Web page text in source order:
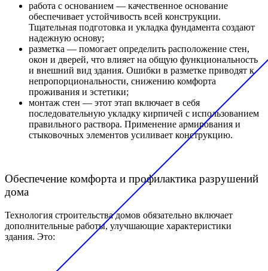
работа с основанием — качественное основание
обеспечивает устойчивость всей конструкции.
Тщательная подготовка и укладка фундамента создают
надежную основу;
разметка — помогает определить расположение стен,
окон и дверей, что влияет на общую функциональность
и внешний вид здания. Ошибки в разметке приводят к
непропорциональности, снижению комфорта
проживания и эстетики;
монтаж стен — этот этап включает в себя
последовательную укладку кирпичей с использованием
правильного раствора. Применение армирования и
стыковочных элементов усиливает конструкцию.
Обеспечение комфорта и профилактика разрушений
дома
Технология строительства домов обязательно включает
дополнительные работы, улучшающие характеристики
здания. Это: